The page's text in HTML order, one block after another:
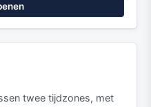
twee tijdzones, met